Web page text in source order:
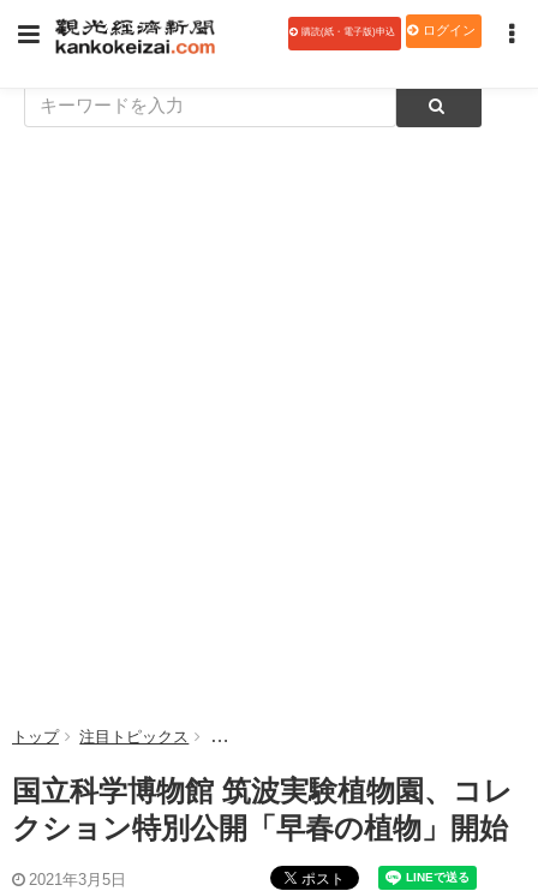
購読(紙・電子版)申込 ログイン
トップ 注目トピックス 国立科学博物館 筑波実験植物園、コレクショ
国立科学博物館 筑波実験植物園、コレ
クション特別公開「早春の植物」開始
2021年3月5日 ポスト